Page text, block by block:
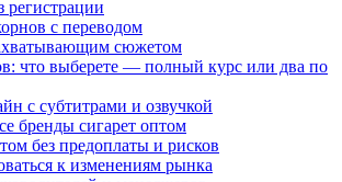
регистрации
с переводом
сюжетом
что выберете — полный курс или два по
с субтитрами и озвучкой
бренды сигарет оптом
без предоплаты и рисков
к изменениям рынка